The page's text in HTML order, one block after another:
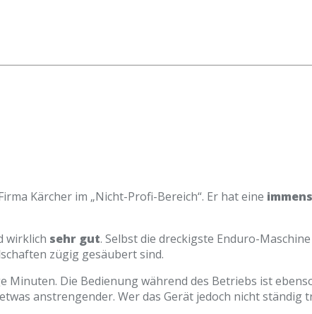
Kärcher im „Nicht-Profi-Bereich“. Er hat eine
wirklich sehr gut. Selbst die dreckigste Enduro-
zügig gesäubert sind.
Minuten. Die Bedienung während des Betriebs ist
anstrengender. Wer das Gerät jedoch nicht ständig